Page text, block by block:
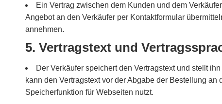
Ein Vertrag zwischen dem Kunden und dem
Angebot an den Verkäufer per Kontaktformular
annehmen.
5. Vertragstext und
Der Verkäufer speichert den Vertragstext und stellt
kann den Vertragstext vor der Abgabe der Bestellung
Speicherfunktion für Webseiten nutzt.